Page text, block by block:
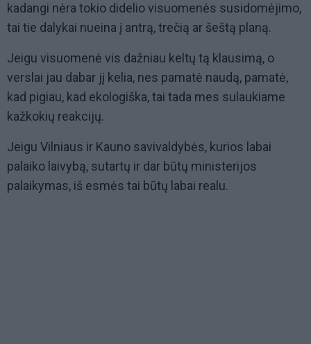
kadangi nėra tokio didelio visuomenės susidomėjimo,
tai tie dalykai nueina į antrą, trečią ar šeštą planą.
Jeigu visuomenė vis dažniau keltų tą klausimą, o
verslai jau dabar jį kelia, nes pamatė naudą, pamatė,
kad pigiau, kad ekologiška, tai tada mes sulaukiame
kažkokių reakcijų.
Jeigu Vilniaus ir Kauno savivaldybės, kurios labai
palaiko laivybą, sutartų ir dar būtų ministerijos
palaikymas, iš esmės tai būtų labai realu.